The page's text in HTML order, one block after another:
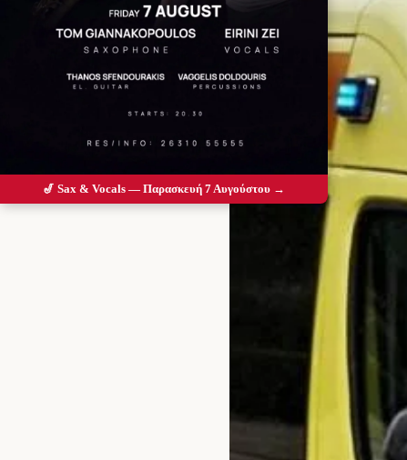
🎷 Sax & Vocals — Παρασκευή 7 Αυγούστου →